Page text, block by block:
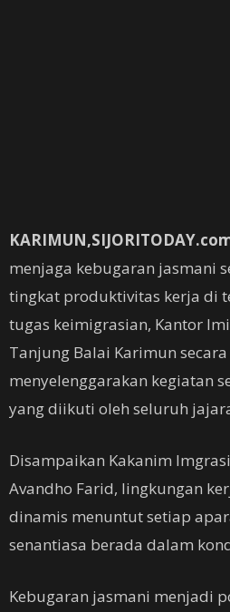
menjaga kebugaran jasmani
tingkat produktivitas kerja di
tugas keimigrasian, Kantor
Tanjung Balai Karimun
menyelenggarakan kegiatan
yang diikuti oleh seluruh
Disampaikan Kakanim
Avandho Farid, lingkungan
dinamis menuntut setiap
senantiasa berada dalam
Kebugaran jasmani menjadi